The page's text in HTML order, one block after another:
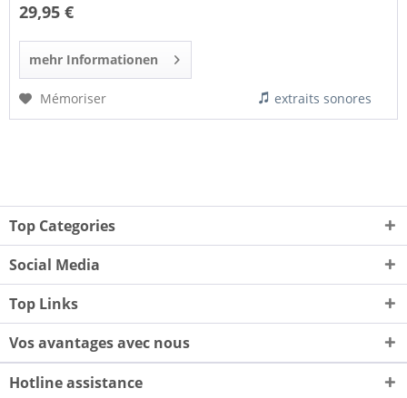
29,95 €
mehr Informationen
Mémoriser extraits sonores
Top Categories
Social Media
Top Links
Vos avantages avec nous
Hotline assistance